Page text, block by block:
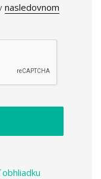
nasledovnom